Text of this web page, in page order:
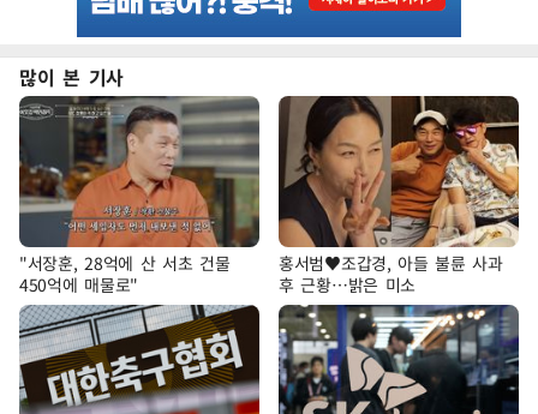
많이 본 기사
"서장훈, 28억에 산 서초 건물
450억에 매물로"
홍서범♥조갑경, 아들 불륜 사과
후 근황…밝은 미소